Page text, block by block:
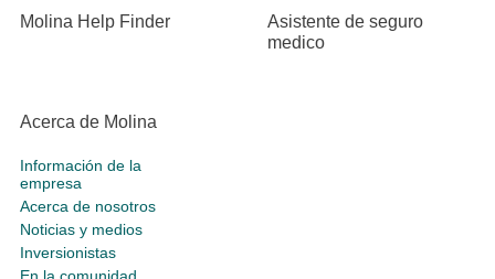
Molina Help Finder
Asistente de seguro
medico
Acerca de Molina
Información de la
empresa
Acerca de nosotros
Noticias y medios
Inversionistas